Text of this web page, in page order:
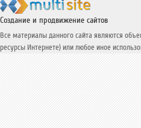
Создание и продвижение сайтов
Все материалы данного сайта являются
ресурсы Интернете) или любое иное